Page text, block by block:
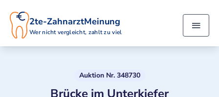
2te-ZahnarztMeinung
Wer nicht vergleicht, zahlt zu viel
Auktion Nr. 348730
Brücke im Unterkiefer